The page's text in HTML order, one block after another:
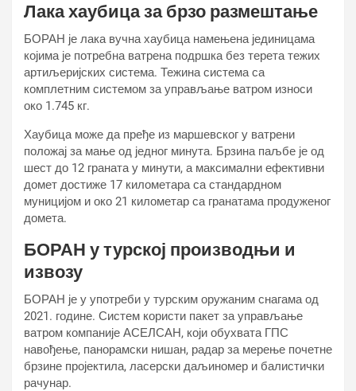
Лака хаубица за брзо размештање
БОРАН је лака вучна хаубица намењена јединицама
којима је потребна ватрена подршка без терета тежих
артиљеријских система. Тежина система са
комплетним системом за управљање ватром износи
око 1.745 кг.
Хаубица може да пређе из маршевског у ватрени
положај за мање од једног минута. Брзина паљбе је од
шест до 12 граната у минути, а максимални ефективни
домет достиже 17 километара са стандардном
муницијом и око 21 километар са гранатама продуженог
домета.
БОРАН у турској производњи и
извозу
БОРАН је у употреби у турским оружаним снагама од
2021. године. Систем користи пакет за управљање
ватром компаније АСЕЛСАН, који обухвата ГПС
навођење, панорамски нишан, радар за мерење почетне
брзине пројектила, ласерски даљиномер и балистички
рачунар.